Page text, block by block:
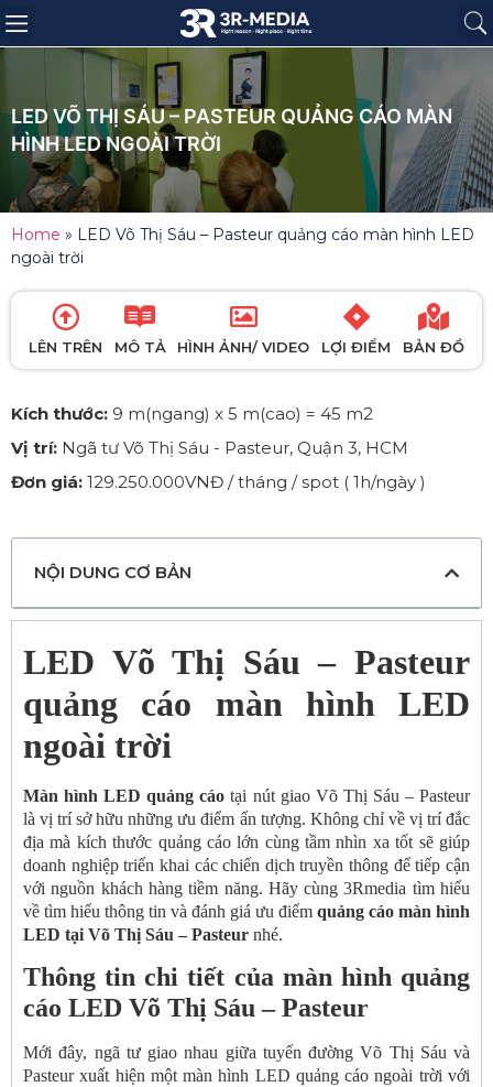
LED VÕ THỊ SÁU – PASTEUR QUẢNG CÁO MÀN
HÌNH LED NGOÀI TRỜI
Home » LED Võ Thị Sáu – Pasteur quảng cáo màn hình LED
ngoài trời
LÊN TRÊN MÔ TẢ HÌNH ẢNH/ VIDEO LỢI ĐIỂM BẢN ĐỒ
Kích thước: 9 m(ngang) x 5 m(cao) = 45 m2
Vị trí: Ngã tư Võ Thị Sáu - Pasteur, Quận 3, HCM
Đơn giá: 129.250.000VNĐ / tháng / spot ( 1h/ngày )
NỘI DUNG CƠ BẢN
LED Võ Thị Sáu – Pasteur
quảng cáo màn hình LED
ngoài trời
Màn hình LED quảng cáo tại nút giao Võ Thị Sáu – Pasteur
là vị trí sở hữu những ưu điểm ấn tượng. Không chỉ về vị trí đắc
địa mà kích thước quảng cáo lớn cùng tầm nhìn xa tốt sẽ giúp
doanh nghiệp triển khai các chiến dịch truyền thông để tiếp cận
với nguồn khách hàng tiềm năng. Hãy cùng 3Rmedia tìm hiểu
về tìm hiểu thông tin và đánh giá ưu điểm quảng cáo màn hình
LED tại Võ Thị Sáu – Pasteur nhé.
Thông tin chi tiết của màn hình quảng
cáo LED Võ Thị Sáu – Pasteur
Mới đây, ngã tư giao nhau giữa tuyến đường Võ Thị Sáu và
Pasteur xuất hiện một màn hình LED quảng cáo ngoài trời với